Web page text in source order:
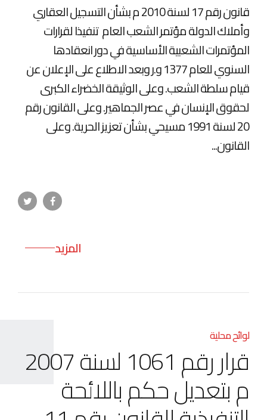
قانون رقم 17 لسنة 2010 م بشأن التسجيل العقاري
وأملاك الدولة مؤتمر الشعب العام تنفيذا لقرارات
المؤتمرات الشعبية الأساسية في دور انعقادها
السنوي للعام 1377 و.ر وبعد الاطلاع على الإعلان عن
قيام سلطة الشعب. وعلى الوثيقة الخضراء الكبرى
لحقوق الإنسان في عصر الجماهير. وعلى القانون رقم
20 لسنة 1991 مسيحي بشأن تعزيز الحرية. وعلى
القانون...
المزيد
لوائح محلية
قرار رقم 1061 لسنة 2007
م بتعديل حكم باللائحة